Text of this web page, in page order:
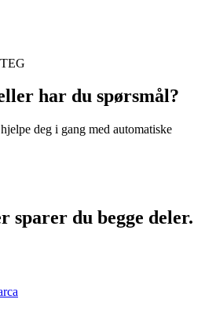
har du spørsmål?
deg i gang med automatiske
sparer du begge deler.